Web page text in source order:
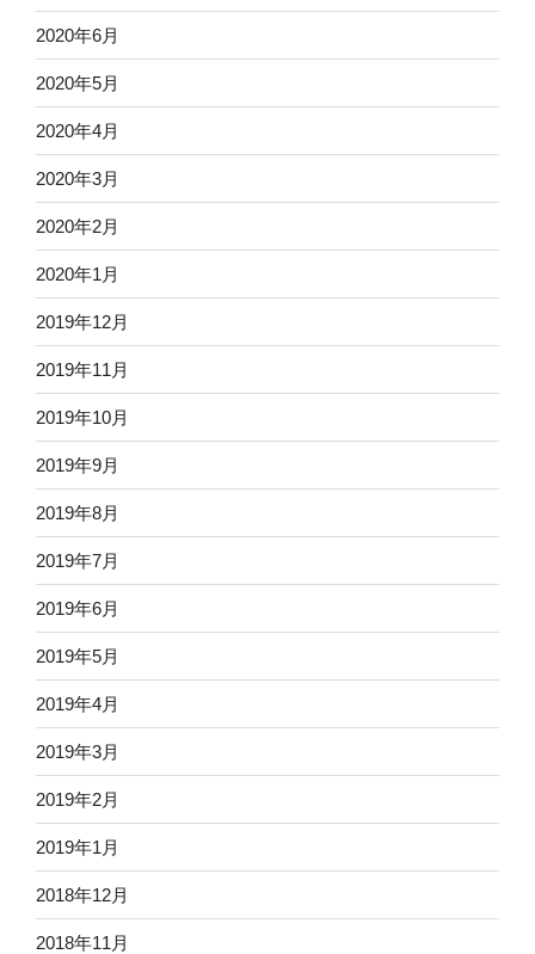
2020年6月
2020年5月
2020年4月
2020年3月
2020年2月
2020年1月
2019年12月
2019年11月
2019年10月
2019年9月
2019年8月
2019年7月
2019年6月
2019年5月
2019年4月
2019年3月
2019年2月
2019年1月
2018年12月
2018年11月